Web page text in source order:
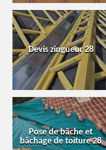
Devis zingueur 28
Pose de bâche et
bâchage de toiture 28